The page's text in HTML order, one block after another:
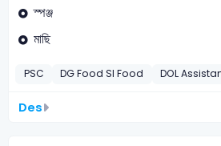
স্পঞ্জ
মাছি
PSC DG Food SI Food DOL
Des